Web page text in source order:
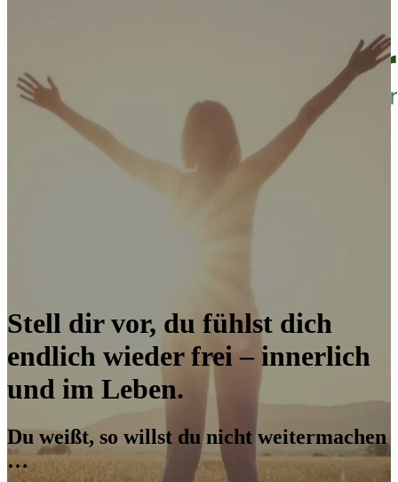
Stell dir vor, du fühlst dich
endlich wieder frei – innerlich
und im Leben.
Du weißt, so willst du nicht weitermachen
…